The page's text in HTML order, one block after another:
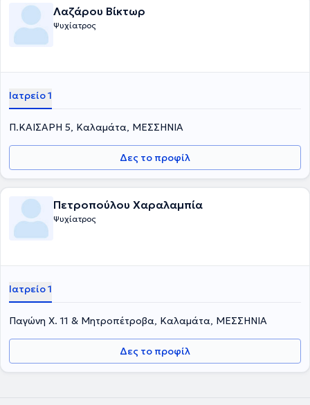
Λαζάρου Βίκτωρ
Ψυχίατρος
Ιατρείο 1
Π.ΚΑΙΣΑΡΗ 5, Καλαμάτα, ΜΕΣΣΗΝΙΑ
Δες το προφίλ
Πετροπούλου Χαραλαμπία
Ψυχίατρος
Ιατρείο 1
Παγώνη Χ. 11 & Μητροπέτροβα, Καλαμάτα, ΜΕΣΣΗΝΙΑ
Δες το προφίλ